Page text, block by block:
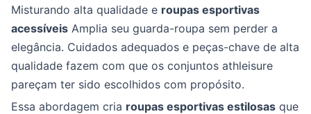
Misturando alta qualidade e roupas esportivas
acessíveis Amplia seu guarda-roupa sem perder a
elegância. Cuidados adequados e peças-chave de alta
qualidade fazem com que os conjuntos athleisure
pareçam ter sido escolhidos com propósito.
Essa abordagem cria roupas esportivas estilosas que